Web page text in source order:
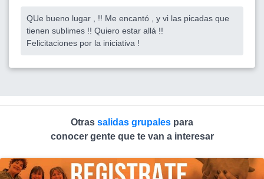
QUe bueno lugar , !! Me encantó , y vi las picadas que
tienen sublimes !! Quiero estar allá !!
Felicitaciones por la iniciativa !
Otras salidas grupales para
conocer gente que te van a interesar